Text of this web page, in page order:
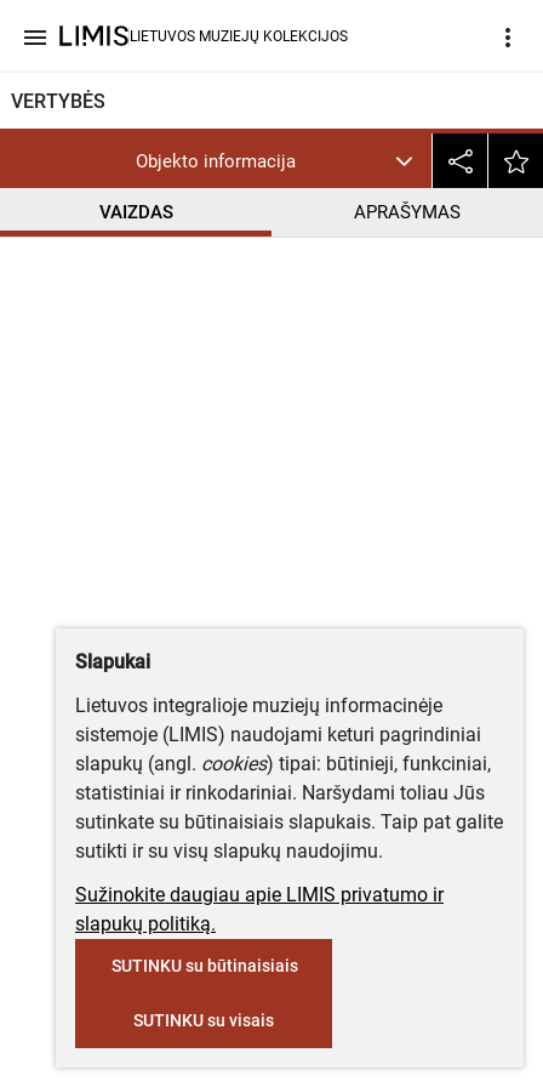
menu LIETUVOS MUZIEJŲ KOLEKCIJOS more_vert
VERTYBĖS
Objekto informacija
VAIZDAS APRAŠYMAS
Slapukai
Lietuvos integralioje muziejų informacinėje
sistemoje (LIMIS) naudojami keturi pagrindiniai
slapukų (angl. cookies) tipai: būtinieji, funkciniai,
statistiniai ir rinkodariniai. Naršydami toliau Jūs
sutinkate su būtinaisiais slapukais. Taip pat galite
sutikti ir su visų slapukų naudojimu.
Sužinokite daugiau apie LIMIS privatumo ir
slapukų politiką.
SUTINKU su būtinaisiais
SUTINKU su visais